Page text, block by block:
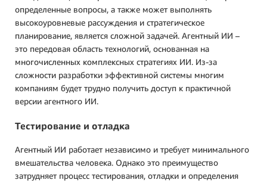
определенные вопросы, а также может выполнять
высокоуровневые рассуждения и стратегическое
планирование, является сложной задачей. Агентный ИИ –
это передовая область технологий, основанная на
многочисленных комплексных стратегиях ИИ. Из-за
сложности разработки эффективной системы многим
компаниям будет трудно получить доступ к практичной
версии агентного ИИ.
Тестирование и отладка
Агентный ИИ работает независимо и требует минимального
вмешательства человека. Однако это преимущество
затрудняет процесс тестирования, отладки и определения